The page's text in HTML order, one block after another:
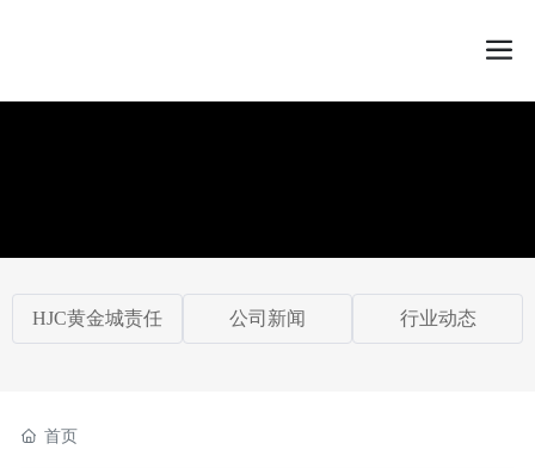
HJC黄金城责任 公司新闻 行业动态
首页